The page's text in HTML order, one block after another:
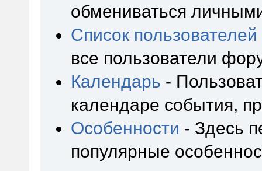
обмениваться
Список пользователей
все пользователи
Календарь -
календаре события,
Особенности - Здесь
популярные